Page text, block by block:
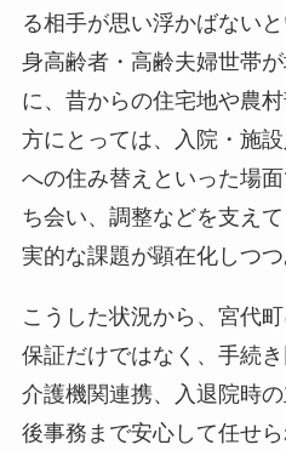
る相手が思い浮かばない
身高齢者・高齢夫婦世帯
に、昔からの住宅地や農
方にとっては、入院・施
への住み替えといった場
ち会い、調整などを支え
実的な課題が顕在化しつつ
こうした状況から、宮代
保証だけではなく、手続
介護機関連携、入退院時
後事務まで安心して任せ